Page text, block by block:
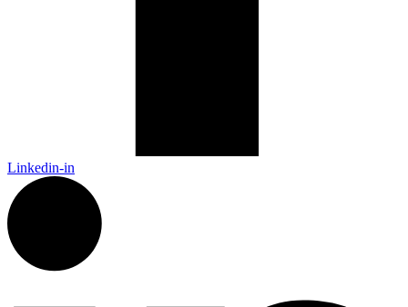
Linkedin-in